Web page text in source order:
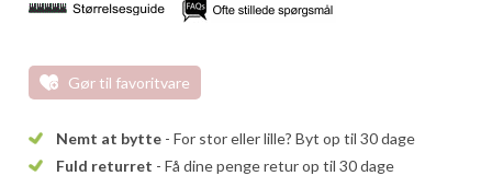
Gør til favoritvare
Nemt at bytte - For stor eller lille? Byt op til 30 dage
Fuld returret - Få dine penge retur op til 30 dage